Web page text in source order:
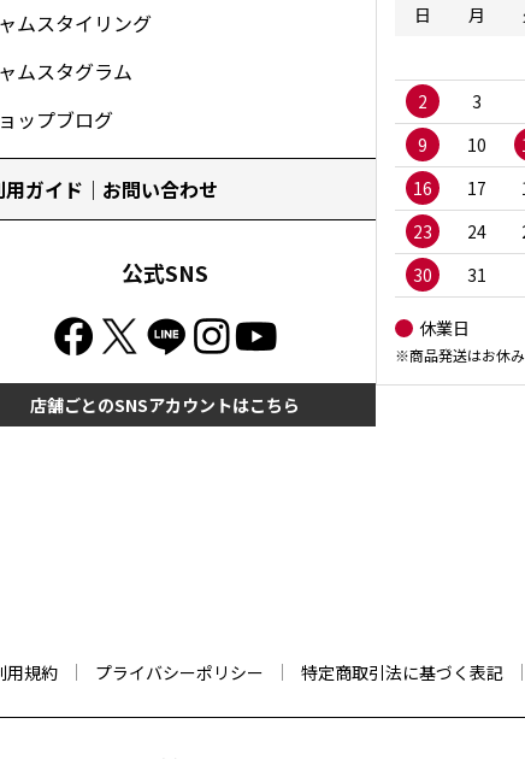
ムスタイリング
ムスタグラム
ップブログ
用ガイド｜お問い合わせ
公式SNS
店舗ごとのSNSアカウントはこちら
日
月
2
3
9
10
16
17
23
24
30
31
休業日
※商品発送はお休
用規約 プライバシーポリシー 特定商取引法に基づく表記